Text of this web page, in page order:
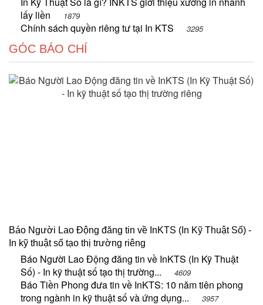
lấy liền
1879
Chính sách quyền riêng tư tại In KTS 3295
GÓC BÁO CHÍ
Báo Người Lao Động đăng tin về InKTS (In Kỹ Thuật Số) -
In kỹ thuật số tạo thị trường riêng
Báo Người Lao Động đăng tin về InKTS (In Kỹ Thuật
Số) - In kỹ thuật số tạo thị trường...
4609
Báo Tiền Phong đưa tin về InKTS: 10 năm tiên phong
trong ngành in kỹ thuật số và ứng dụng...
3957